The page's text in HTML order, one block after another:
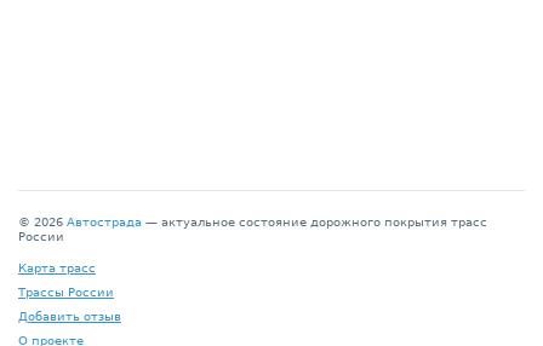
© 2026 Автострада — актуальное состояние дорожного покрытия трасс
России
Карта трасс
Трассы России
Добавить отзыв
О проекте